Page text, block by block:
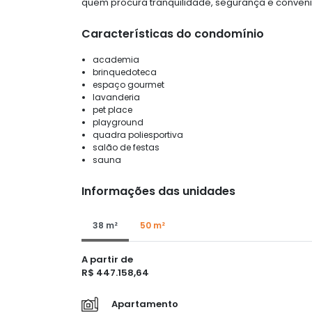
quem procura tranquilidade, segurança e
Características do condomínio
academia
brinquedoteca
espaço gourmet
lavanderia
pet place
playground
quadra poliesportiva
salão de festas
sauna
Informações das unidades
38 m² 50 m²
A partir de
R$ 447.158,64
Apartamento